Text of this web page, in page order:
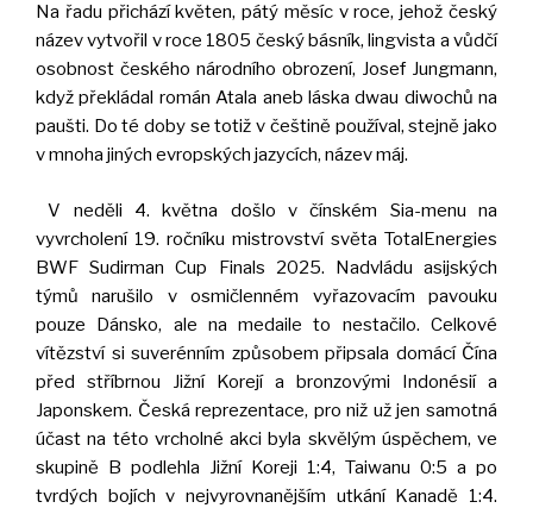
Na řadu přichází květen, pátý měsíc v roce, jehož český
název vytvořil v roce 1805 český básník, lingvista a vůdčí
osobnost českého národního obrození, Josef Jungmann,
když překládal román Atala aneb láska dwau diwochů na
paušti. Do té doby se totiž v češtině používal, stejně jako
v mnoha jiných evropských jazycích, název máj.
V neděli 4. května došlo v čínském Sia-menu na
vyvrcholení 19. ročníku mistrovství světa TotalEnergies
BWF Sudirman Cup Finals 2025. Nadvládu asijských
týmů narušilo v osmičlenném vyřazovacím pavouku
pouze Dánsko, ale na medaile to nestačilo. Celkové
vítězství si suverénním způsobem připsala domácí Čína
před stříbrnou Jižní Korejí a bronzovými Indonésií a
Japonskem. Česká reprezentace, pro niž už jen samotná
účast na této vrcholné akci byla skvělým úspěchem, ve
skupině B podlehla Jižní Koreji 1:4, Taiwanu 0:5 a po
tvrdých bojích v nejvyrovnanějším utkání Kanadě 1:4.